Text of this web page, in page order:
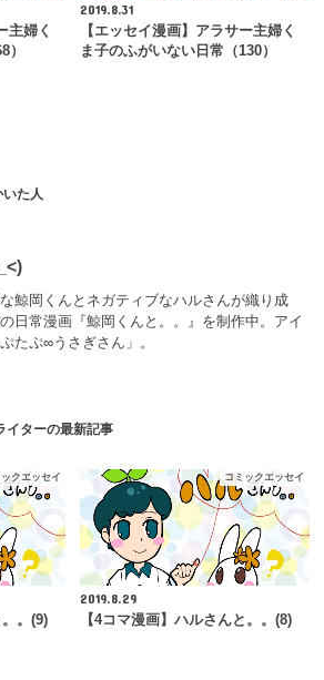
主婦く
）
2019.8.31
【エッセイ漫画】アラサー主婦く
ま子のふがいない日常（130）
た人
鯨岡くんとネガティブなハルさんが織り成
日常漫画『鯨岡くんと。。』を制作中。アイ
たぷ∞うさぎさん」。
イターの最新記事
ックエッセイ
。。(9)
コミックエッセイ
2019.8.29
【4コマ漫画】ハルさんと。。(8)